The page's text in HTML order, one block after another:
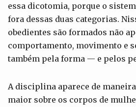
essa dicotomia, porque o
fora dessas duas categorias.
obedientes são formados não
comportamento, movimento e
também pela forma — e pelos
A disciplina aparece de
maior sobre os corpos de